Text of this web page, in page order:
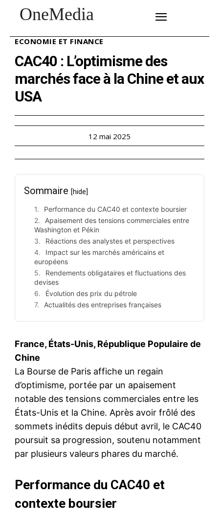
OneMedia
ECONOMIE ET FINANCE
CAC40 : L’optimisme des
marchés face à la Chine et aux
USA
12 mai 2025
Sommaire [hide]
Performance du CAC40 et contexte boursier
Apaisement des tensions commerciales entre
Washington et Pékin
Réactions des analystes et perspectives
Impact sur les marchés américains et
européens
Rendements obligataires et fluctuations des
devises
Évolution des prix du pétrole
Actualités des entreprises françaises
France, États-Unis, République Populaire de
Chine
La Bourse de Paris affiche un regain
d’optimisme, portée par un apaisement
notable des tensions commerciales entre les
États-Unis et la Chine. Après avoir frôlé des
sommets inédits depuis début avril, le CAC40
poursuit sa progression, soutenu notamment
par plusieurs valeurs phares du marché.
Performance du CAC40 et
contexte boursier